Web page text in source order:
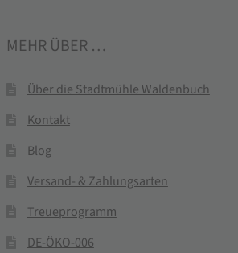
MEHR ÜBER …
Über die Stadtmühle Waldenbuch
Kontakt
Blog
Versand- & Zahlungsarten
Treueprogramm
DE-ÖKO-006